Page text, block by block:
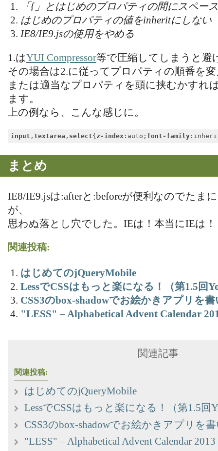
「{」とはじめのプロパティの間にスペー
はじめのプロパティの値をinheritにしない
IE8/IE9.jsの使用をやめる
1.はYUI Compressor等で圧縮してしまうと避
その場合は2.に従ってプロパティの順番を
または適当なプロパティを頭に挟むかすれ
ます。
上の例なら、こんな感じに。
input ,textarea , select{ z-index :auto; font-family
まとめ
IE8/IE9.jsは:afterと:beforeが便利なのでたま
が、
思わぬ落とし穴でした。IEは！本当にIEは！
関連投稿:
はじめてのjQueryMobile
LessでCSSはもっと楽になる！（第1.5回
CSS3のbox-shadowでお絵かきアプリを
"LESS" – Alphabetical Advent Calendar
関連記事
関連投稿:
はじめてのjQueryMobile
LessでCSSはもっと楽になる！（第1.5回
CSS3のbox-shadowでお絵かきアプリを
"LESS" – Alphabetical Advent Calendar 2013